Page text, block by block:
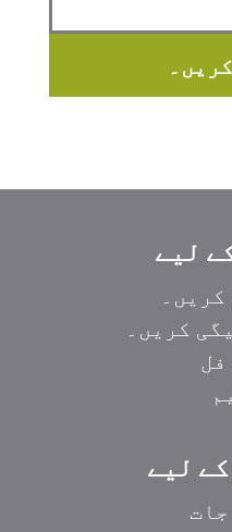
لیے
کریں۔
کریں۔
لیے